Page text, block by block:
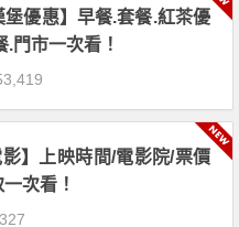
堡優惠】早餐.套餐.紅茶優
.門市一次看！
影】上映時間/電影院/票價
次看！